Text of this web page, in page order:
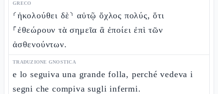
GRECO
⸂ἠκολούθει δὲ⸃ αὐτῷ ὄχλος πολύς, ὅτι
⸀ἐθεώρουν τὰ σημεῖα ἃ ἐποίει ἐπὶ τῶν
ἀσθενούντων.
TRADUZIONE GNOSTICA
e lo seguiva una grande folla, perché vedeva i
segni che compiva sugli infermi.